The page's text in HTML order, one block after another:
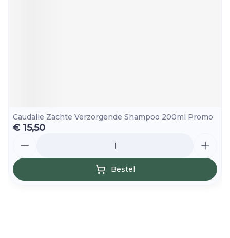
Caudalie Zachte Verzorgende Shampoo 200ml Promo
€ 15,50
Bestel